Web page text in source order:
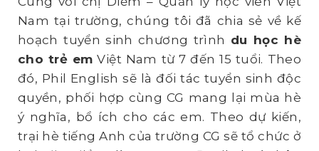
Nam tại trường, chúng tôi đã chia sẻ về kế
hoạch tuyển sinh chương trình du học hè
cho trẻ em Việt Nam từ 7 đến 15 tuổi. Theo
đó, Phil English sẽ là đối tác tuyển sinh độc
quyền, phối hợp cùng CG mang lại mùa hè
ý nghĩa, bổ ích cho các em. Theo dự kiến,
trại hè tiếng Anh của trường CG sẽ tổ chức ở